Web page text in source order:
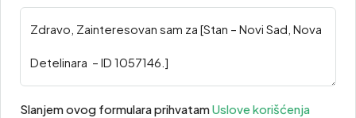
Slanjem ovog formulara prihvatamUslove korišćenja